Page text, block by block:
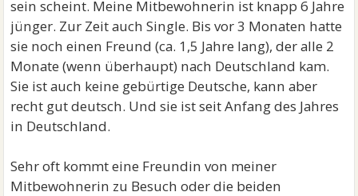
sein scheint. Meine Mitbewohnerin ist knapp 6 Jahre
jünger. Zur Zeit auch Single. Bis vor 3 Monaten hatte
sie noch einen Freund (ca. 1,5 Jahre lang), der alle 2
Monate (wenn überhaupt) nach Deutschland kam.
Sie ist auch keine gebürtige Deutsche, kann aber
recht gut deutsch. Und sie ist seit Anfang des Jahres
in Deutschland.
Sehr oft kommt eine Freundin von meiner
Mitbewohnerin zu Besuch oder die beiden